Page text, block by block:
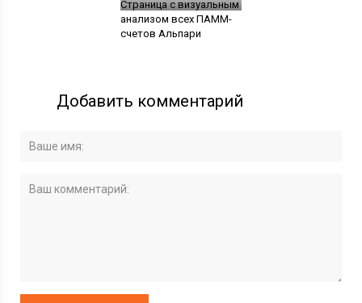
Страница с визуальным
анализом всех ПАММ-
счетов Альпари
Добавить комментарий